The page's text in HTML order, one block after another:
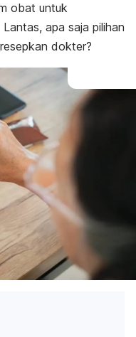
obat untuk
apa saja pilihan
dokter?